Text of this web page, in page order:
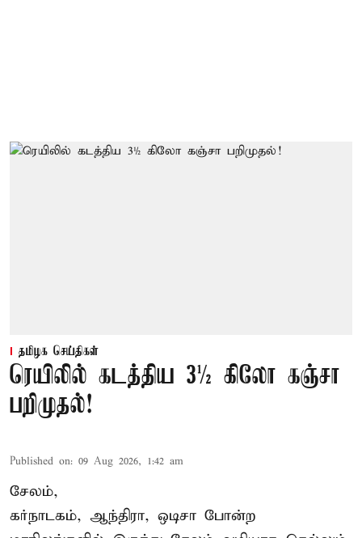
தமிழக செய்திகள்
ரெயிலில் கடத்திய 3½ கிலோ கஞ்சா
பறிமுதல்!
Published on: 09 Aug 2026, 1:42 am
சேலம்,
கர்நாடகம், ஆந்திரா, ஒடிசா போன்ற